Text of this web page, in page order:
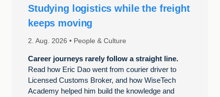
2. Aug. 2026 People & Culture
Studying logistics while the freight
keeps moving
Career journeys rarely follow a straight line.
Read how Eric Dao went from courier driver to
Licensed Customs Broker, and how WiseTech
Academy helped him build the knowledge and